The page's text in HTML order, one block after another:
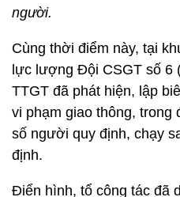
người.
Cùng thời điểm này, tại
lực lượng Đội CSGT số 6
TTGT đã phát hiện, lập
vi phạm giao thông, trong
số người quy định, chạy
định.
Điển hình, tổ công tác đã